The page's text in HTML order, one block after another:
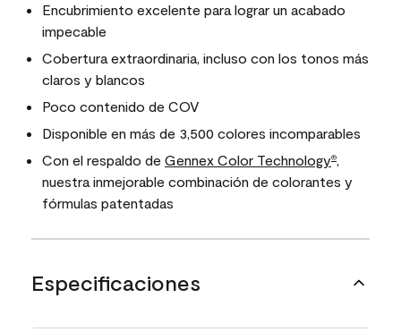
Encubrimiento excelente para lograr un acabado
impecable
Cobertura extraordinaria, incluso con los tonos más
claros y blancos
Poco contenido de COV
Disponible en más de 3,500 colores incomparables
Con el respaldo de Gennex Color Technology®,
nuestra inmejorable combinación de colorantes y
fórmulas patentadas
Especificaciones